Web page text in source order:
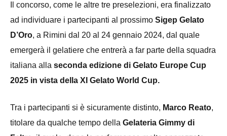
Il concorso, come le altre tre preselezioni, era finalizzato
ad individuare i partecipanti al prossimo Sigep Gelato
D’Oro, a Rimini dal 20 al 24 gennaio 2024, dal quale
emergerà il gelatiere che entrerà a far parte della squadra
italiana alla seconda edizione di Gelato Europe Cup
2025 in vista della XI Gelato World Cup.
Tra i partecipanti si è sicuramente distinto, Marco Reato,
titolare da qualche tempo della Gelateria Gimmy di